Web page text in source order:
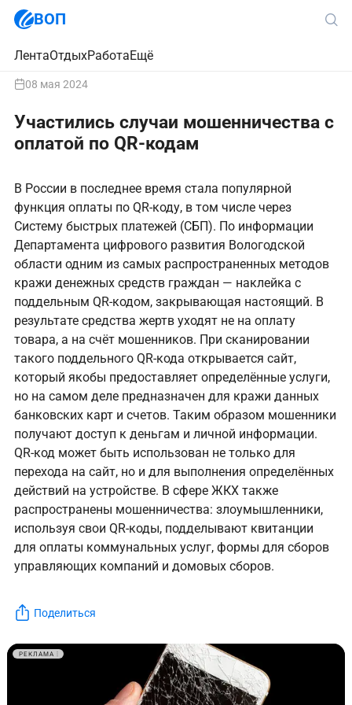
ВОП
ЛентаОтдыхРаботаЕщё
08 мая 2024
Участились случаи мошенничества с
оплатой по QR-кодам
В России в последнее время стала популярной
функция оплаты по QR-коду, в том числе через
Систему быстрых платежей (СБП). По информации
Департамента цифрового развития Вологодской
области одним из самых распространенных методов
кражи денежных средств граждан — наклейка с
поддельным QR-кодом, закрывающая настоящий. В
результате средства жертв уходят не на оплату
товара, а на счёт мошенников. При сканировании
такого поддельного QR-кода открывается сайт,
который якобы предоставляет определённые услуги,
но на самом деле предназначен для кражи данных
банковских карт и счетов. Таким образом мошенники
получают доступ к деньгам и личной информации.
QR-код может быть использован не только для
перехода на сайт, но и для выполнения определённых
действий на устройстве. В сфере ЖКХ также
распространены мошенничества: злоумышленники,
используя свои QR-коды, подделывают квитанции
для оплаты коммунальных услуг, формы для сборов
управляющих компаний и домовых сборов.
Поделиться
РЕКЛАМА